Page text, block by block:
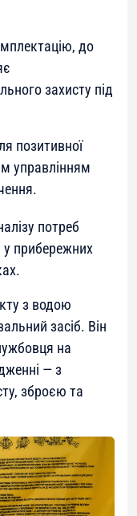
до
захисту під
позитивної
управлінням
потреб
у прибережних
з водою
засіб. Він
на
— з
зброєю та